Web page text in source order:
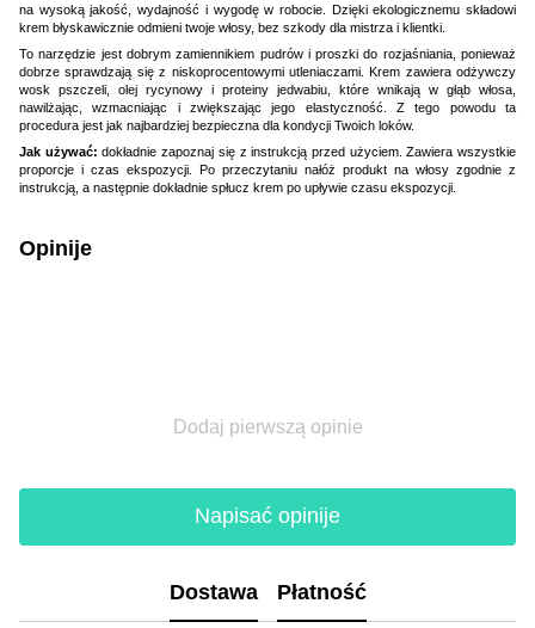
na wysoką jakość, wydajność i wygodę w robocie. Dzięki ekologicznemu składowi
krem błyskawicznie odmieni twoje włosy, bez szkody dla mistrza i klientki.
To narzędzie jest dobrym zamiennikiem pudrów i proszki do rozjaśniania, ponieważ
dobrze sprawdzają się z niskoprocentowymi utleniaczami. Krem zawiera odżywczy
wosk pszczeli, olej rycynowy i proteiny jedwabiu, które wnikają w głąb włosa,
nawilżając, wzmacniając i zwiększając jego elastyczność. Z tego powodu ta
procedura jest jak najbardziej bezpieczna dla kondycji Twoich loków.
Jak używać: dokładnie zapoznaj się z instrukcją przed użyciem. Zawiera wszystkie
proporcje i czas ekspozycji. Po przeczytaniu nałóż produkt na włosy zgodnie z
instrukcją, a następnie dokładnie spłucz krem po upływie czasu ekspozycji.
Opinije
Dodaj pierwszą opinie
Napisać opinije
Dostawa Płatność